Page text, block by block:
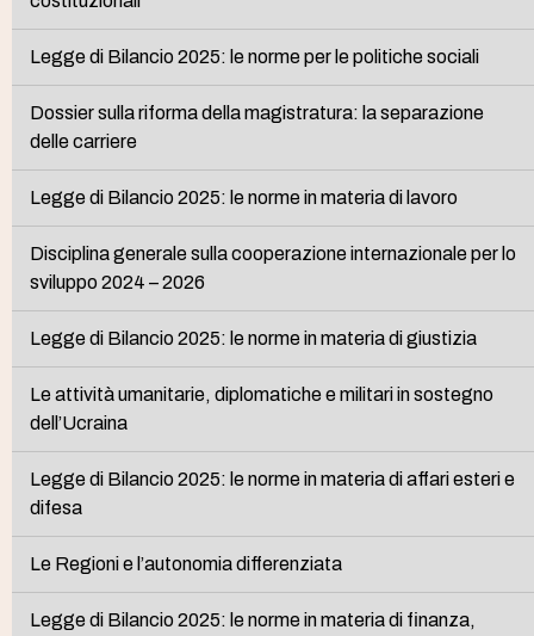
Legge di Bilancio 2025: le norme per le politiche sociali
Dossier sulla riforma della magistratura: la separazione
delle carriere
Legge di Bilancio 2025: le norme in materia di lavoro
Disciplina generale sulla cooperazione internazionale per lo
sviluppo 2024 – 2026
Legge di Bilancio 2025: le norme in materia di giustizia
Le attività umanitarie, diplomatiche e militari in sostegno
dell’Ucraina
Legge di Bilancio 2025: le norme in materia di affari esteri e
difesa
Le Regioni e l’autonomia differenziata
Legge di Bilancio 2025: le norme in materia di finanza,